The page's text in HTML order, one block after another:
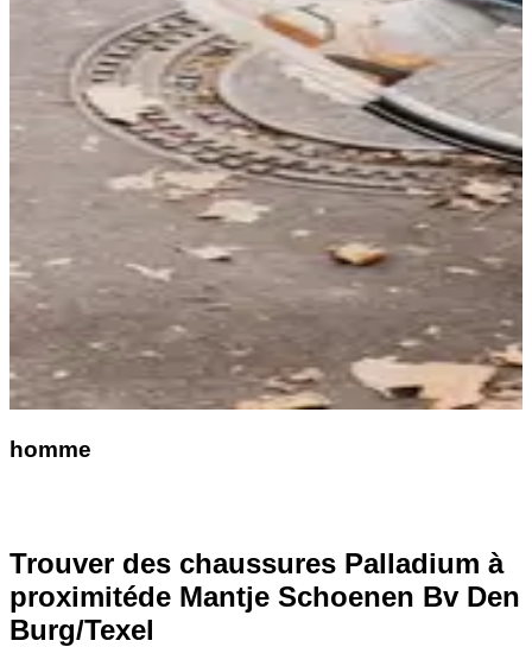
homme
Trouver des chaussures Palladium à
proximitéde Mantje Schoenen Bv Den
Burg/Texel